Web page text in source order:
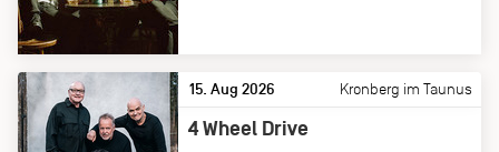
Kronberg im Taunus
15. Aug 2026
4 Wheel Drive